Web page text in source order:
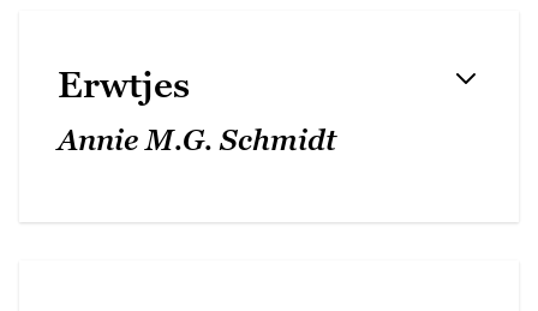
Erwtjes
Annie M.G. Schmidt